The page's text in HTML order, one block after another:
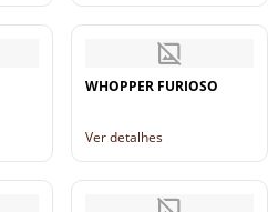
WHOPPER FURIOSO
Ver detalhes